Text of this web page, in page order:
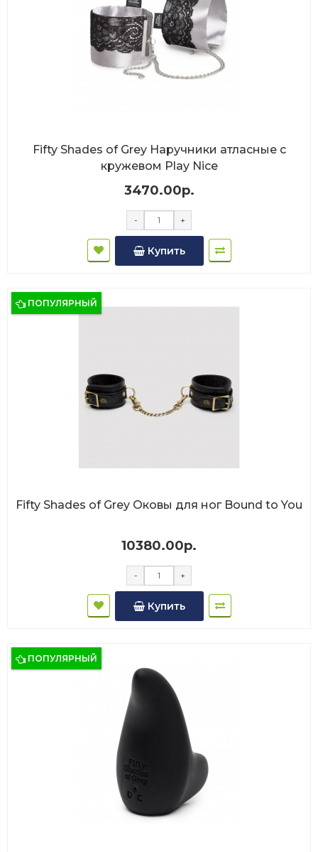
Fifty Shades of Grey Наручники атласные с
кружевом Play Nice
3470.00р.
- +
Купить
ПОПУЛЯРНЫЙ
Fifty Shades of Grey Оковы для ног Bound to You
10380.00р.
- +
Купить
ПОПУЛЯРНЫЙ